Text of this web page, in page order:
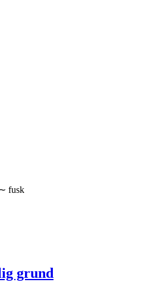
fusk
grund